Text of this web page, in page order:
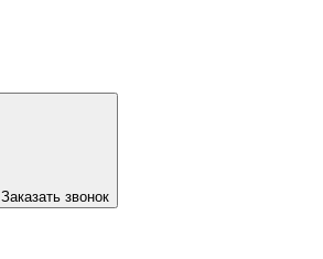
Заказать звонок